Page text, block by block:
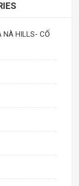
NÀ HILLS- CỐ